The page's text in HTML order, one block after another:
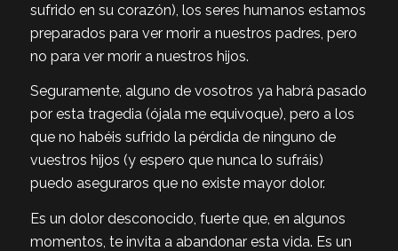
sufrido en su corazón), los seres humanos estamos
preparados para ver morir a nuestros padres, pero
no para ver morir a nuestros hijos.
Seguramente, alguno de vosotros ya habrá pasado
por esta tragedia (ójala me equivoque), pero a los
que no habéis sufrido la pérdida de ninguno de
vuestros hijos (y espero que nunca lo sufráis)
puedo aseguraros que no existe mayor dolor.
Es un dolor desconocido, fuerte que, en algunos
momentos, te invita a abandonar esta vida. Es un